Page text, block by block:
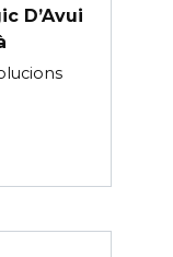
D’Avui